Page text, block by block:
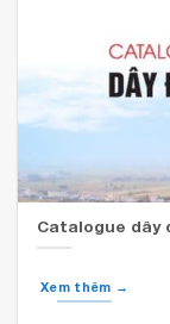
Catalogue dây
Xem thêm →